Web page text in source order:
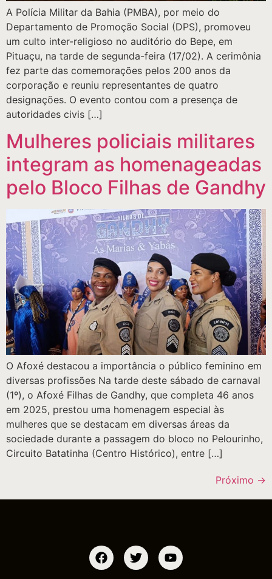
A Polícia Militar da Bahia (PMBA), por meio do
Departamento de Promoção Social (DPS), promoveu
um culto inter-religioso no auditório do Bepe, em
Pituaçu, na tarde de segunda-feira (17/02). A cerimônia
fez parte das comemorações pelos 200 anos da
corporação e reuniu representantes de quatro
designações. O evento contou com a presença de
autoridades civis […]
Mulheres policiais militares
integram as homenageadas
pelo Bloco Filhas de Gandhy
O Afoxé destacou a importância o público feminino em
diversas profissões Na tarde deste sábado de carnaval
(1º), o Afoxé Filhas de Gandhy, que completa 46 anos
em 2025, prestou uma homenagem especial às
mulheres que se destacam em diversas áreas da
sociedade durante a passagem do bloco no Pelourinho,
Circuito Batatinha (Centro Histórico), entre […]
Próximo →